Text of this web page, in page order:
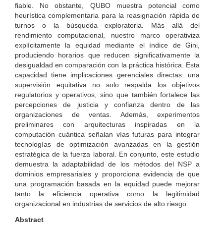
fiable. No obstante, QUBO muestra potencial como
heurística complementaria para la reasignación rápida de
turnos o la búsqueda exploratoria. Más allá del
rendimiento computacional, nuestro marco operativiza
explícitamente la equidad mediante el índice de Gini,
produciendo horarios que reducen significativamente la
desigualdad en comparación con la práctica histórica. Esta
capacidad tiene implicaciones gerenciales directas: una
supervisión equitativa no solo respalda los objetivos
regulatorios y operativos, sino que también fortalece las
percepciones de justicia y confianza dentro de las
organizaciones de ventas. Además, experimentos
preliminares con arquitecturas inspiradas en la
computación cuántica señalan vías futuras para integrar
tecnologías de optimización avanzadas en la gestión
estratégica de la fuerza laboral. En conjunto, este estudio
demuestra la adaptabilidad de los métodos del NSP a
dominios empresariales y proporciona evidencia de que
una programación basada en la equidad puede mejorar
tanto la eficiencia operativa como la legitimidad
organizacional en industrias de servicios de alto riesgo.
Abstract